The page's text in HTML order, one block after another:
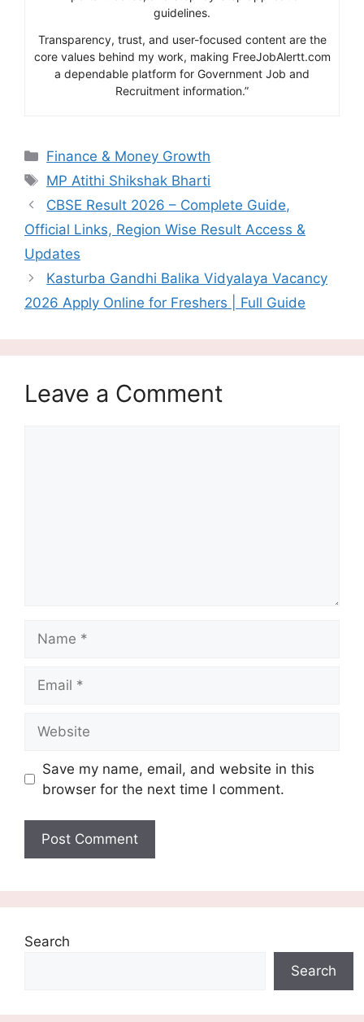
guidelines.
Transparency, trust, and user-focused content are the
core values behind my work, making FreeJobAlertt.com
a dependable platform for Government Job and
Recruitment information.”
Categories
Finance & Money Growth
Tags
MP Atithi Shikshak Bharti
CBSE Result 2026 – Complete Guide,
Official Links, Region Wise Result Access &
Updates
Kasturba Gandhi Balika Vidyalaya Vacancy
2026 Apply Online for Freshers | Full Guide
Leave a Comment
Save my name, email, and website in this
browser for the next time I comment.
Search
Search